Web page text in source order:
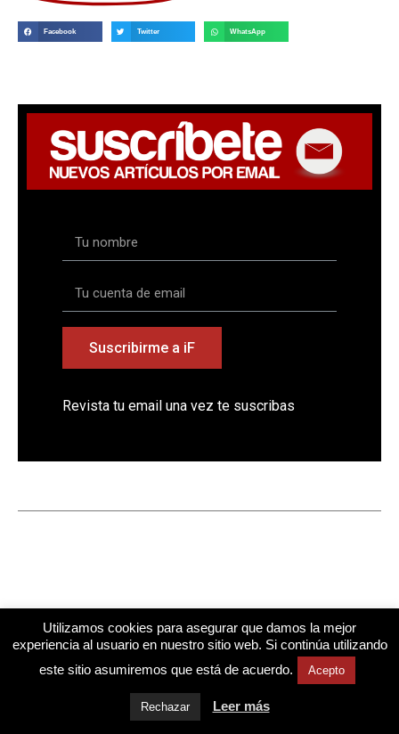
Facebook Twitter WhatsApp
Suscribirme a iF
Revista tu email una vez te suscribas
Cuestiona Todo Todos los derechos reservados © 2026
Diseño web
Utilizamos cookies para asegurar que damos la mejor
experiencia al usuario en nuestro sitio web. Si continúa utilizando
este sitio asumiremos que está de acuerdo.
Acepto
Rechazar Leer más